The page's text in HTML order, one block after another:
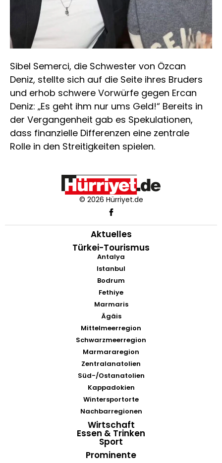
Sibel Semerci, die Schwester von Özcan
Deniz, stellte sich auf die Seite ihres Bruders
und erhob schwere Vorwürfe gegen Ercan
Deniz: „Es geht ihm nur ums Geld!“ Bereits in
der Vergangenheit gab es Spekulationen,
dass finanzielle Differenzen eine zentrale
Rolle in den Streitigkeiten spielen.
© 2026 Hürriyet.de
Aktuelles
Türkei-Tourismus
Antalya
Istanbul
Bodrum
Fethiye
Marmaris
Ägäis
Mittelmeerregion
Schwarzmeerregion
Marmararegion
Zentralanatolien
Süd-/Ostanatolien
Kappadokien
Wintersportorte
Nachbarregionen
Wirtschaft
Essen & Trinken
Sport
Prominente